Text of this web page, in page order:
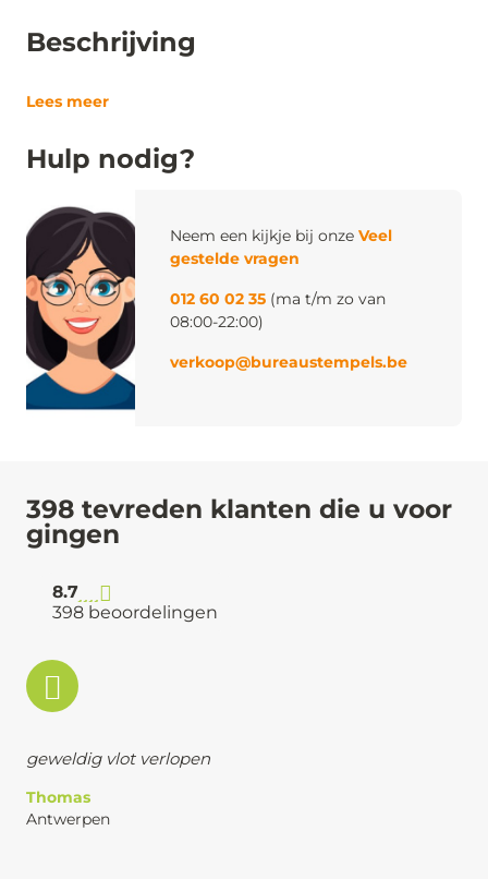
Beschrijving
Lees meer
Hulp nodig?
Neem een kijkje bij onze Veel
gestelde vragen
012 60 02 35 (ma t/m zo van
08:00-22:00)
verkoop@bureaustempels.be
398 tevreden klanten die u voor
gingen
8.7
398 beoordelingen
geweldig vlot verlopen
Thomas
Antwerpen